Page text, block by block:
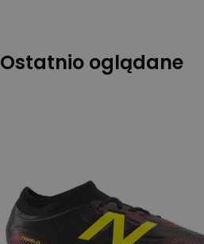
Ostatnio oglądane